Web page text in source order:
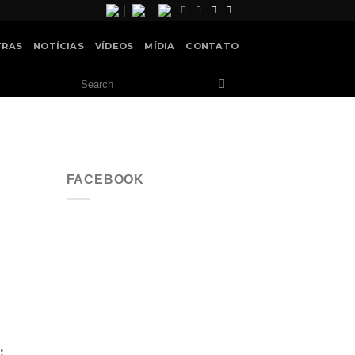
NOTÍCIAS VÍDEOS MÍDIA CONTATO
FACEBOOK